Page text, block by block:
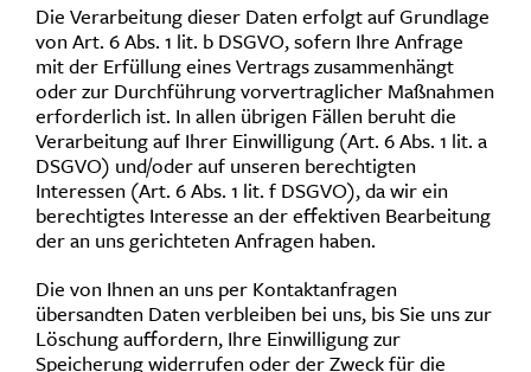
Die Verarbeitung dieser Daten erfolgt auf Grundlage
von Art. 6 Abs. 1 lit. b DSGVO, sofern Ihre Anfrage
mit der Erfüllung eines Vertrags zusammenhängt
oder zur Durchführung vorvertraglicher Maßnahmen
erforderlich ist. In allen übrigen Fällen beruht die
Verarbeitung auf Ihrer Einwilligung (Art. 6 Abs. 1 lit. a
DSGVO) und/oder auf unseren berechtigten
Interessen (Art. 6 Abs. 1 lit. f DSGVO), da wir ein
berechtigtes Interesse an der effektiven Bearbeitung
der an uns gerichteten Anfragen haben.
Die von Ihnen an uns per Kontaktanfragen
übersandten Daten verbleiben bei uns, bis Sie uns zur
Löschung auffordern, Ihre Einwilligung zur
Speicherung widerrufen oder der Zweck für die